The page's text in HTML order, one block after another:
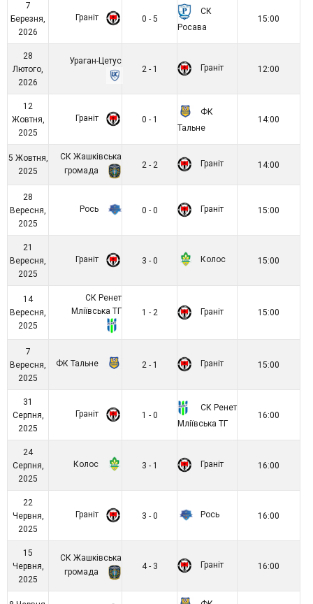
7
Березня,
2026
Граніт 0 - 5
СК
Росава
15:00
28
Лютого,
2026
Ураган-Цетус
2 - 1
Граніт 12:00
12
Жовтня,
2025
Граніт 0 - 1
ФК
Тальне
14:00
5 Жовтня,
2025
СК Жашківська
громада
2 - 2 Граніт 14:00
28
Вересня,
2025
Рось 0 - 0 Граніт 15:00
21
Вересня,
2025
Граніт 3 - 0 Колос 15:00
14
Вересня,
2025
СК Ренет
Мліївська ТГ
1 - 2 Граніт 15:00
7
Вересня,
2025
ФК Тальне 2 - 1 Граніт 15:00
31
Серпня,
2025
Граніт 1 - 0
СК Ренет
Мліївська ТГ
16:00
24
Серпня,
2025
Колос 3 - 1 Граніт 16:00
22
Червня,
2025
Граніт 3 - 0 Рось 16:00
15
Червня,
2025
СК Жашківська
громада
4 - 3 Граніт 16:00